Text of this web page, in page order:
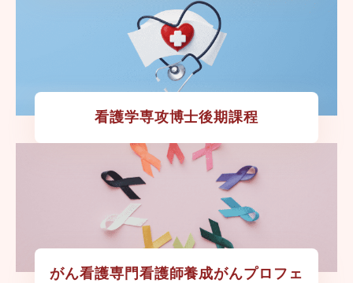
看護学専攻博士後期課程
がん看護専門看護師養成がんプロフェ